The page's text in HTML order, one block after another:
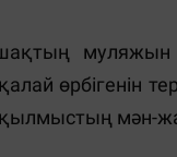
муляжын
өрбігенін
қылмыстың мән-